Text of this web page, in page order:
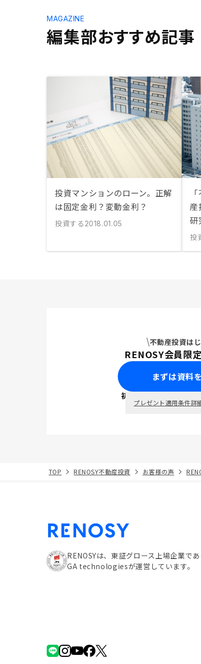
編集部おすすめ記事
MAGAZINE
投資マンションのローン。正解
は固定金利？変動金利？
投資する 2018.01.05
産
研
投
不動産投資は
RENOSY会員限
まずは資料
初回面談で ポ
プレゼント適用条件詳
TOP RENOSY不動産投資 お客様の声
RENOSYは、東証グロース上場企業であ
GA technologiesが運営しています。